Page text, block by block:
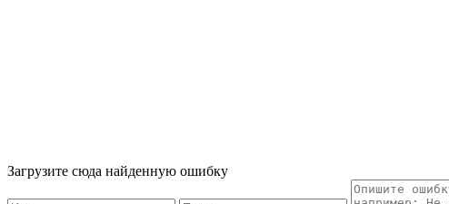
Загрузите сюда найденную ошибку